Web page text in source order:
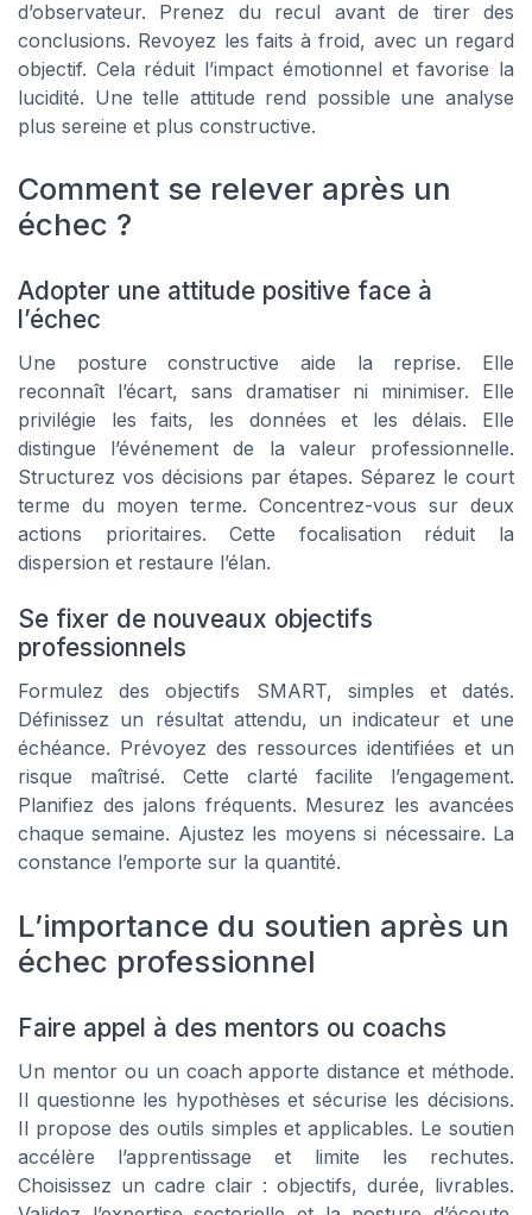
d’observateur. Prenez du recul avant de tirer des
conclusions. Revoyez les faits à froid, avec un regard
objectif. Cela réduit l’impact émotionnel et favorise la
lucidité. Une telle attitude rend possible une analyse
plus sereine et plus constructive.
Comment se relever après un
échec ?
Adopter une attitude positive face à
l’échec
Une posture constructive aide la reprise. Elle
reconnaît l’écart, sans dramatiser ni minimiser. Elle
privilégie les faits, les données et les délais. Elle
distingue l’événement de la valeur professionnelle.
Structurez vos décisions par étapes. Séparez le court
terme du moyen terme. Concentrez-vous sur deux
actions prioritaires. Cette focalisation réduit la
dispersion et restaure l’élan.
Se fixer de nouveaux objectifs
professionnels
Formulez des objectifs SMART, simples et datés.
Définissez un résultat attendu, un indicateur et une
échéance. Prévoyez des ressources identifiées et un
risque maîtrisé. Cette clarté facilite l’engagement.
Planifiez des jalons fréquents. Mesurez les avancées
chaque semaine. Ajustez les moyens si nécessaire. La
constance l’emporte sur la quantité.
L’importance du soutien après un
échec professionnel
Faire appel à des mentors ou coachs
Un mentor ou un coach apporte distance et méthode.
Il questionne les hypothèses et sécurise les décisions.
Il propose des outils simples et applicables. Le soutien
accélère l’apprentissage et limite les rechutes.
Choisissez un cadre clair : objectifs, durée, livrables.